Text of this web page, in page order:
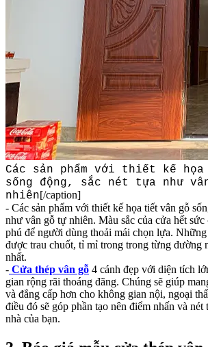
Các sản phẩm với thiết kế
sống động, sắc nét tựa như
nhiên[/caption]
- Các sản phẩm với thiết kế họa tiết vân gỗ
như vân gỗ tự nhiên. Màu sắc của cửa hết
phú để người dùng thoải mái chọn lựa. Những
được trau chuốt, tỉ mỉ trong trong từng đường
nhất.
- Cửa thép vân gỗ 4 cánh đẹp với diện tích
gian rộng rãi thoáng đãng. Chúng sẽ giúp
và đẳng cấp hơn cho không gian nội, ngoại
điều đó sẽ góp phần tạo nên điểm nhấn và
nhà của bạn.